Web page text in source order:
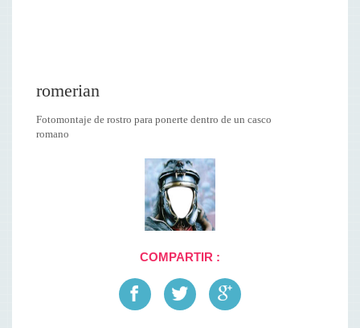
romerian
Fotomontaje de rostro para ponerte dentro de un casco
romano
COMPARTIR :